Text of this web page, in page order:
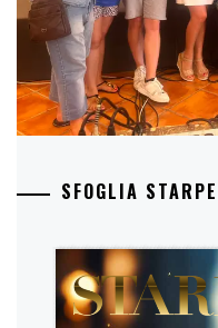
SFOGLIA